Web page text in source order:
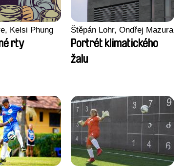
Kelsi Phung
rty
Štěpán Lohr, Ondřej Mazura
Portrét klimatického
žalu